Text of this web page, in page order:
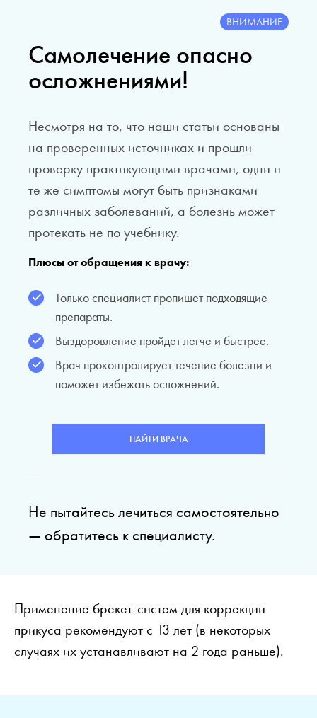
Самолечение опасно
осложнениями!
ВНИМАНИЕ
Несмотря на то, что наши статьи основаны
на проверенных источниках и прошли
проверку практикующими врачами, одни и
те же симптомы могут быть признаками
различных заболеваний, а болезнь может
протекать не по учебнику.
Плюсы от обращения к врачу:
Только специалист пропишет подходящие
препараты.
Выздоровление пройдет легче и быстрее.
Врач проконтролирует течение болезни и
поможет избежать осложнений.
НАЙТИ ВРАЧА
Не пытайтесь лечиться самостоятельно
— обратитесь к специалисту.
Применение брекет-систем для коррекции
прикуса рекомендуют с 13 лет (в некоторых
случаях их устанавливают на 2 года раньше).